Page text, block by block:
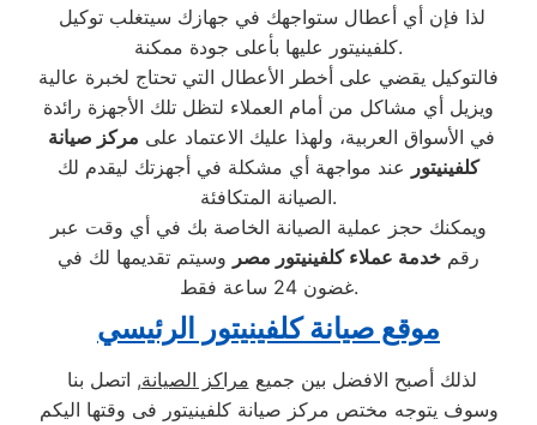
كلفينيتور عليها بأعلى جودة ممكنة.
فالتوكيل يقضي على أخطر الأعطال التي تحتاج لخبرة عالية
ويزيل أي مشاكل من أمام العملاء لتظل تلك الأجهزة رائدة
في الأسواق العربية، ولهذا عليك الاعتماد على مركز صيانة
كلفينيتور عند مواجهة أي مشكلة في أجهزتك ليقدم لك
الصيانة المتكافئة.
ويمكنك حجز عملية الصيانة الخاصة بك في أي وقت عبر
رقم خدمة عملاء كلفينيتور مصر وسيتم تقديمها لك في
غضون 24 ساعة فقط.
موقع صيانة كلفينيتور الرئيسي
لذلك أصبح الافضل بين جميع مراكز الصيانة, اتصل بنا
وسوف يتوجه مختص مركز صيانة كلفينيتور فى وقتها اليكم